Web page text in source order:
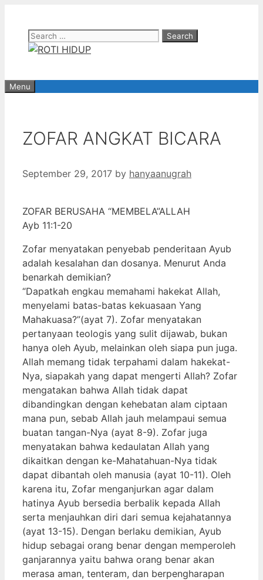
contentSearch
for:
Menu
ZOFAR ANGKAT BICARA
September 29, 2017 by hanyaanugrah
ZOFAR BERUSAHA “MEMBELA”ALLAH
Ayb 11:1-20
Zofar menyatakan penyebab penderitaan Ayub
adalah kesalahan dan dosanya. Menurut Anda
benarkah demikian?
“Dapatkah engkau memahami hakekat Allah,
menyelami batas-batas kekuasaan Yang
Mahakuasa?”(ayat 7). Zofar menyatakan
pertanyaan teologis yang sulit dijawab, bukan
hanya oleh Ayub, melainkan oleh siapa pun juga.
Allah memang tidak terpahami dalam hakekat-
Nya, siapakah yang dapat mengerti Allah? Zofar
mengatakan bahwa Allah tidak dapat
dibandingkan dengan kehebatan alam ciptaan
mana pun, sebab Allah jauh melampaui semua
buatan tangan-Nya (ayat 8-9). Zofar juga
menyatakan bahwa kedaulatan Allah yang
dikaitkan dengan ke-Mahatahuan-Nya tidak
dapat dibantah oleh manusia (ayat 10-11). Oleh
karena itu, Zofar menganjurkan agar dalam
hatinya Ayub bersedia berbalik kepada Allah
serta menjauhkan diri dari semua kejahatannya
(ayat 13-15). Dengan berlaku demikian, Ayub
hidup sebagai orang benar dengan memperoleh
ganjarannya yaitu bahwa orang benar akan
merasa aman, tenteram, dan berpengharapan